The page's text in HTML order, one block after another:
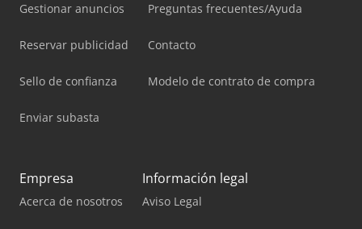
Gestionar anuncios
Reservar publicidad
Sello de confianza
Enviar subasta
Preguntas frecuentes/Ayuda
Contacto
Modelo de contrato de compra
Empresa
Acerca de nosotros
Información legal
Aviso Legal